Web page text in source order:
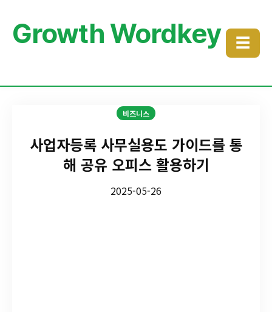
Growth Wordkey ☰
비즈니스
사업자등록 사무실용도 가이드를 통
해 공유 오피스 활용하기
2025-05-26